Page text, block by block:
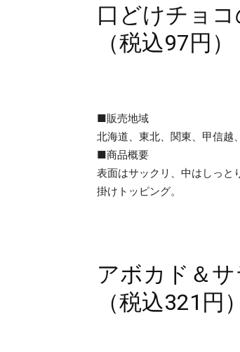
口どけチョ
（税込97円）
■販売地域
北海道、東北、関東、甲信越
■商品概要
表面はサックリ、中はしっと
掛けトッピング。
アボカド＆
（税込321円）